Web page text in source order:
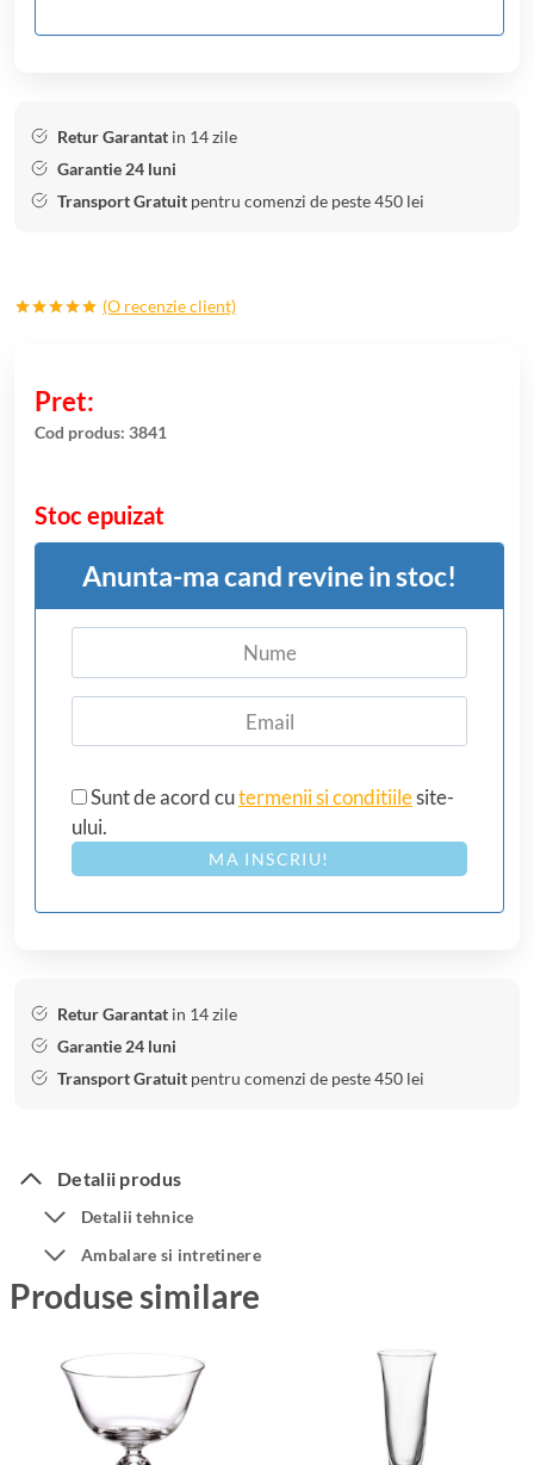
Retur Garantat in 14 zile
Garantie 24 luni
Transport Gratuit pentru comenzi de peste 450 lei
singure
evaluări
(O recenzie client)
Cod produs: 3841
Stoc epuizat
Anunta-ma cand revine in stoc!
Sunt de acord cutermenii si conditiilesite-
ului.
MA INSCRIU!
Retur Garantat in 14 zile
Garantie 24 luni
Transport Gratuit pentru comenzi de peste 450 lei
Detalii produs
Detalii tehnice
Ambalare si intretinere
Produse similare